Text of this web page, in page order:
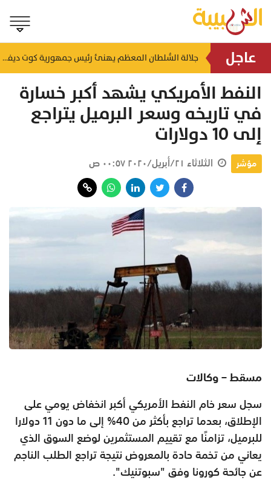
عاجل لتعزيز سلاسل الإمداد.. إطلاق ممر لوجستي بري بين سلطنة عُمان والمملكة العربية السعودية منذ ٢٣ ساعة جلالة السُّلطان المعظم يهنئ رئيس جمهورية كوت ديفوار
النفط الأمريكي يشهد أكبر خسارة
في تاريخه وسعر البرميل يتراجع
إلى 10 دولارات
مؤشر الثلاثاء ٢١/أبريل/٢٠٢٠ ٠٠:٥٧ ص
مسقط – وكالات
سجل سعر خام النفط الأمريكي أكبر انخفاض يومي على
الإطلاق، بعدما تراجع بأكثر من 40% إلى ما دون 11 دولارا
للبرميل، تزامنًا مع تقييم المستثمرين لوضع السوق الذي
يعاني من تخمة حادة بالمعروض نتيجة تراجع الطلب الناجم
عن جائحة كورونا وفق "سبوتنيك".